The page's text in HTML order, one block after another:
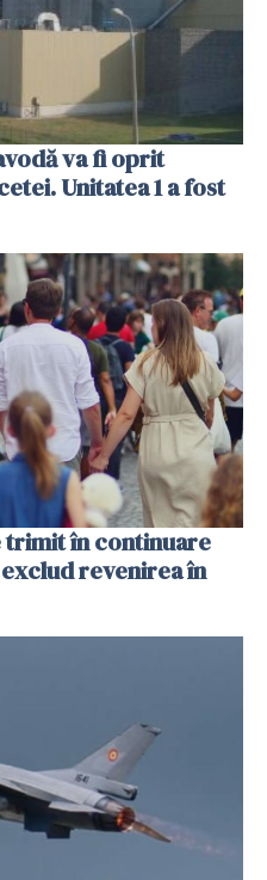
va fi oprit
Unitatea 1 a fost
trimit în continuare
exclud revenirea în